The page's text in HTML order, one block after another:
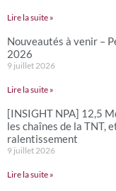
Lire la suite »
Nouveautés à venir –
2026
9 juillet 2026
Lire la suite »
[INSIGHT NPA] 12,5
les chaînes de la TNT,
ralentissement
9 juillet 2026
Lire la suite »